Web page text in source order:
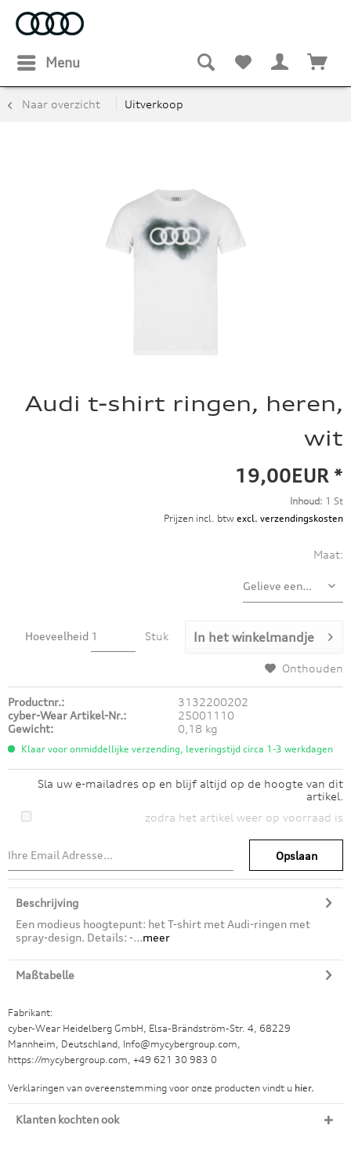
Menu
Naar overzicht Uitverkoop
Audi t-shirt ringen, heren,
wit
19,00EUR *
Inhoud: 1 St
Prijzen incl. btw excl. verzendingskosten
Maat:
Hoeveelheid Stuk In het winkelmandje
Onthouden
Productnr.:
3132200202
cyber-Wear Artikel-Nr.:
25001110
Gewicht:
0,18 kg
Klaar voor onmiddellijke verzending, leveringstijd circa 1-3 werkdagen
Sla uw e-mailadres op en blijf altijd op de hoogte van dit
artikel.
zodra het artikel weer op voorraad is
Opslaan
Beschrijving
Een modieus hoogtepunt: het T-shirt met Audi-ringen met
spray-design. Details: -...meer
Maßtabelle
Fabrikant:
cyber-Wear Heidelberg GmbH, Elsa-Brändström-Str. 4, 68229
Mannheim, Deutschland, Info@mycybergroup.com,
https://mycybergroup.com, +49 621 30 983 0
Verklaringen van overeenstemming voor onze producten vindt u hier.
Klanten kochten ook